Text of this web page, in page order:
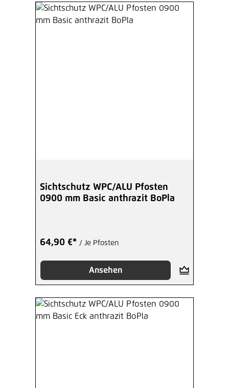
Sichtschutz WPC/ALU Pfosten
0900 mm Basic anthrazit BoPla
64,90 €* / Je Pfosten
Ansehen